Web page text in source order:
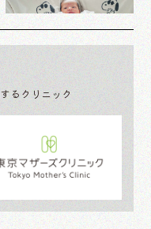
るクリニック